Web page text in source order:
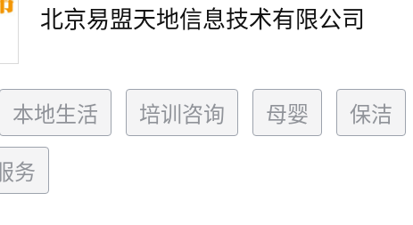
北京易盟天地信息技术有限公司
本地生活 培训咨询 母婴
保洁
务